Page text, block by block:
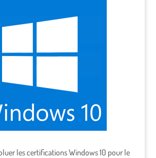
les certifications Windows 10 pour le